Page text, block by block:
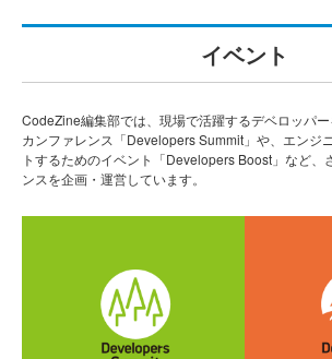
イベント
CodeZine編集部では、現場で活躍するデベロッパ
カンファレンス「Developers Summit」や、エンジ
トするためのイベント「Developers Boost」など、
ンスを企画・運営しています。